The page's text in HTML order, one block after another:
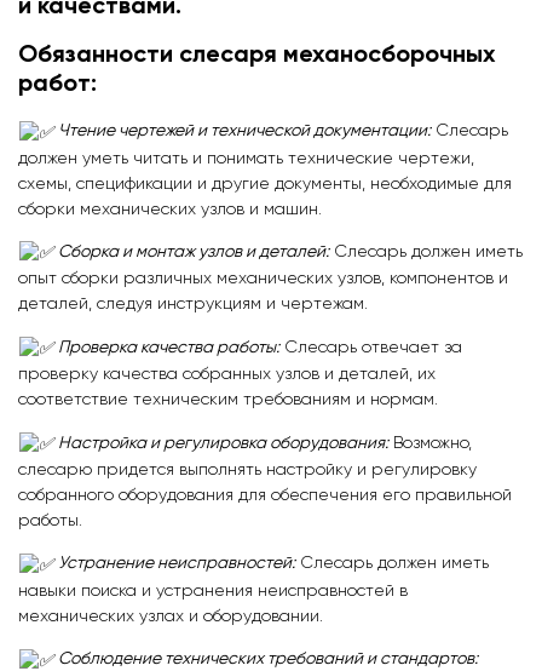
и качествами.
Обязанности слесаря механосборочных
работ:
Чтение чертежей и технической документации:Слесарь
должен уметь читать и понимать технические чертежи,
схемы, спецификации и другие документы, необходимые для
сборки механических узлов и машин.
Сборка и монтаж узлов и деталей: Слесарь должен иметь
опыт сборки различных механических узлов, компонентов и
деталей, следуя инструкциям и чертежам.
Проверка качества работы:Слесарь отвечает за
проверку качества собранных узлов и деталей, их
соответствие техническим требованиям и нормам.
Настройка и регулировка оборудования:Возможно,
слесарю придется выполнять настройку и регулировку
собранного оборудования для обеспечения его правильной
работы.
Устранение неисправностей: Слесарь должен иметь
навыки поиска и устранения неисправностей в
механических узлах и оборудовании.
Соблюдение технических требований и стандартов: